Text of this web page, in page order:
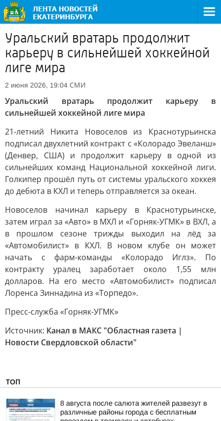
Уральский вратарь продолжит
карьеру в сильнейшей хоккейной
лиге мира
2 июня 2026, 19:04 СМИ
Уральский вратарь продолжит карьеру в
сильнейшей хоккейной лиге мира
21-летний Никита Новоселов из Краснотурьинска
подписал двухлетний контракт с «Колорадо Эвеланш»
(Денвер, США) и продолжит карьеру в одной из
сильнейших команд Национальной хоккейной лиги.
Голкипер прошёл путь от системы уральского хоккея
до дебюта в КХЛ и теперь отправляется за океан.
Новоселов начинал карьеру в Краснотурьинске,
затем играл за «Авто» в МХЛ и «Горняк-УГМК» в ВХЛ, а
в прошлом сезоне трижды выходил на лёд за
«Автомобилист» в КХЛ. В новом клубе он может
начать с фарм-команды «Колорадо Иглз». По
контракту уралец заработает около 1,55 млн
долларов. На его место «Автомобилист» подписал
Лоренса Зиннадина из «Торпедо».
Пресс-служба «Горняк-УГМК»
Источник: Канал в МАКС "Областная газета |
Новости Свердловской области"
ТОП
8 августа после салюта жителей развезут в
различные районы города с бесплатным